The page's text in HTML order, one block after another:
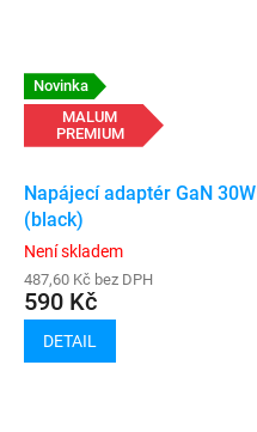
Novinka
MALUM
PREMIUM
Napájecí adaptér GaN 30W
(black)
Není skladem
487,60 Kč bez DPH
590 Kč
DETAIL